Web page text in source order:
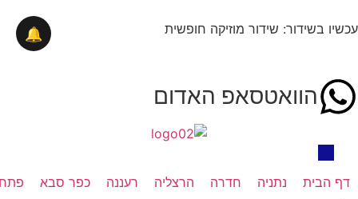
עכשיו בשידור: שידור מוזיקה חופשית
הוואטסאפ האדום
דף הבית נתניה חדרה הרצליה רעננה כפר סבא
🔔